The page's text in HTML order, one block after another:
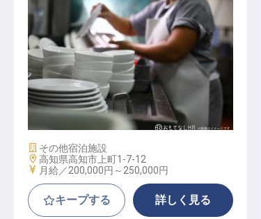
調理見習い・調理補助
施設業態
その他宿泊施設
勤務地
高知県高知市上町1-7-12
給与
月給／200,000円～ 250,000円
キープする 詳しく見る